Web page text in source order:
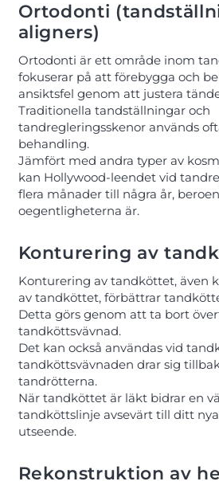
Ortodonti
aligners)
Ortodonti är ett område inom
fokuserar på att förebygga och
ansiktsfel genom att justera
Traditionella tandställningar och
tandregleringsskenor används
behandling.
Jämfört med andra typer av
kan Hollywood-leendet vid
flera månader till några år,
oegentligheterna är.
Konturering av
Konturering av tandköttet, även
av tandköttet, förbättrar
Detta görs genom att ta bort
tandköttsvävnad.
Det kan också användas vid
tandköttsvävnaden drar sig
tandrötterna.
När tandköttet är läkt bidrar en
tandköttslinje avsevärt till ditt
utseende.
Rekonstruktion av